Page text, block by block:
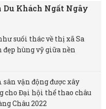
Khách Ngất Ngây
suối thác về thị xã Sa
hùng vỹ giữa nền
sân vận động được xây
cho Đại hội thể thao châu
Châu 2022